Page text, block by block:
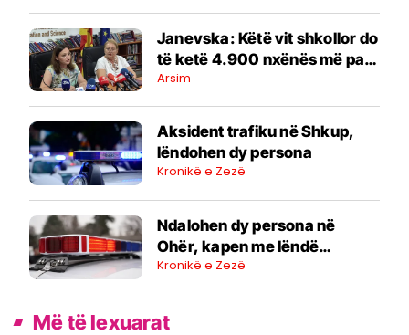
Janevska: Këtë vit shkollor do
të ketë 4.900 nxënës më pak
në klasën e parë
Arsim
Aksident trafiku në Shkup,
lëndohen dy persona
Kronikë e Zezë
Ndalohen dy persona në
Ohër, kapen me lëndë
narkotike
Kronikë e Zezë
Më të lexuarat